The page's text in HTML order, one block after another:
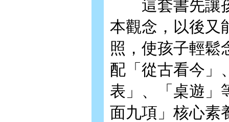
這套書先讓孩
本觀念，以後又
照，使孩子輕鬆
配「從古看今」
表」、「桌遊」
面九項」核心素